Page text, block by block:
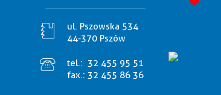
ul. Pszowska 534
44-370 Pszów
tel.: 32 455 95 51
fax.: 32 455 86 36